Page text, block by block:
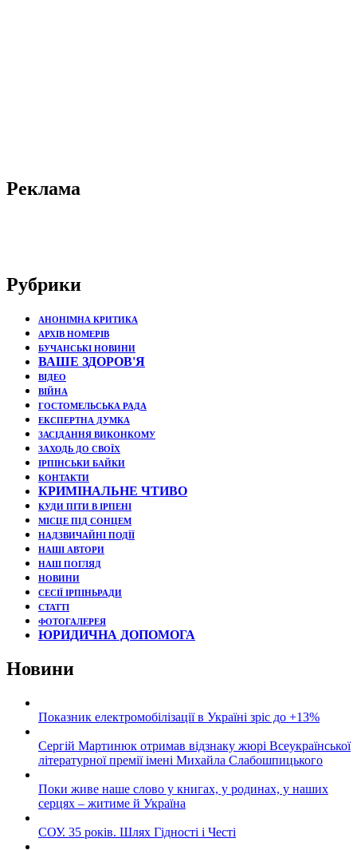
Реклама
Рубрики
АНОНІМНА КРИТИКА
АРХІВ НОМЕРІВ
БУЧАНСЬКІ НОВИНИ
ВАШЕ ЗДОРОВ'Я
ВІДЕО
ВІЙНА
ГОСТОМЕЛЬСЬКА РАДА
ЕКСПЕРТНА ДУМКА
ЗАСІДАННЯ ВИКОНКОМУ
ЗАХОДЬ ДО СВОЇХ
ІРПІНСЬКИ БАЙКИ
КОНТАКТИ
КРИМІНАЛЬНЕ ЧТИВО
КУДИ ПІТИ В ІРПЕНІ
МІСЦЕ ПІД СОНЦЕМ
НАДЗВИЧАЙНІ ПОДЇЇ
НАШІ АВТОРИ
НАШ ПОГЛЯД
НОВИНИ
СЕСІЇ ІРПІНЬРАДИ
СТАТТІ
ФОТОГАЛЕРЕЯ
ЮРИДИЧНА ДОПОМОГА
Новини
Показник електромобілізації в Україні зріс до +13%
Сергій Мартинюк отримав відзнаку жюрі Всеукраїнської
літературної премії імені Михайла Слабошпицького
Поки живе наше слово у книгах, у родинах, у наших
серцях – житиме й Україна
СОУ. 35 років. Шлях Гідності і Честі